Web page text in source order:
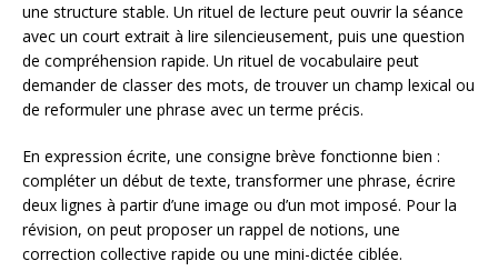
une structure stable. Un rituel de lecture peut ouvrir la séance
avec un court extrait à lire silencieusement, puis une question
de compréhension rapide. Un rituel de vocabulaire peut
demander de classer des mots, de trouver un champ lexical ou
de reformuler une phrase avec un terme précis.
En expression écrite, une consigne brève fonctionne bien :
compléter un début de texte, transformer une phrase, écrire
deux lignes à partir d’une image ou d’un mot imposé. Pour la
révision, on peut proposer un rappel de notions, une
correction collective rapide ou une mini-dictée ciblée.